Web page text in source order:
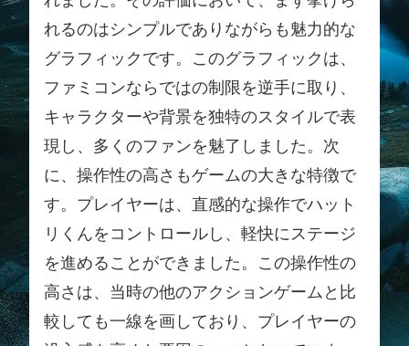
れるのはシンプルでありながらも魅力的な
グラフィックです。このグラフィックは、
ファミコンならではの制限を逆手に取り、
キャラクターや背景を独特のスタイルで表
現し、多くのファンを魅了しました。次
に、操作性の高さもゲームの大きな特徴で
す。プレイヤーは、直感的な操作でハット
リくんをコントロールし、軽快にステージ
を進めることができました。この操作性の
高さは、当時の他のアクションゲームと比
較しても一線を画しており、プレイヤーの